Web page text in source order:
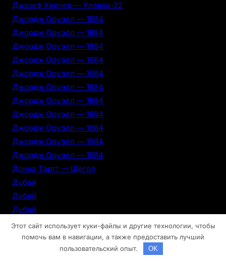
Джозеф Хеллер — Уловка-22
Джордж Оруэлл — 1984
Джордж Оруэлл — 1984
Джордж Оруэлл — 1984
Джордж Оруэлл — 1984
Джордж Оруэлл — 1984
Джордж Оруэлл — 1984
Джордж Оруэлл — 1984
Джордж Оруэлл — 1984
Джордж Оруэлл — 1984
Джордж Оруэлл — 1984
Джордж Оруэлл — 1984
Донна Тартт — Щегол
Дубай
Дубай
Дубай
Дубай
Дубай
Этот сайт использует куки-файлы и другие технологии, чтобы
помочь вам в навигации, а также предоставить лучший
пользовательский опыт.
OK